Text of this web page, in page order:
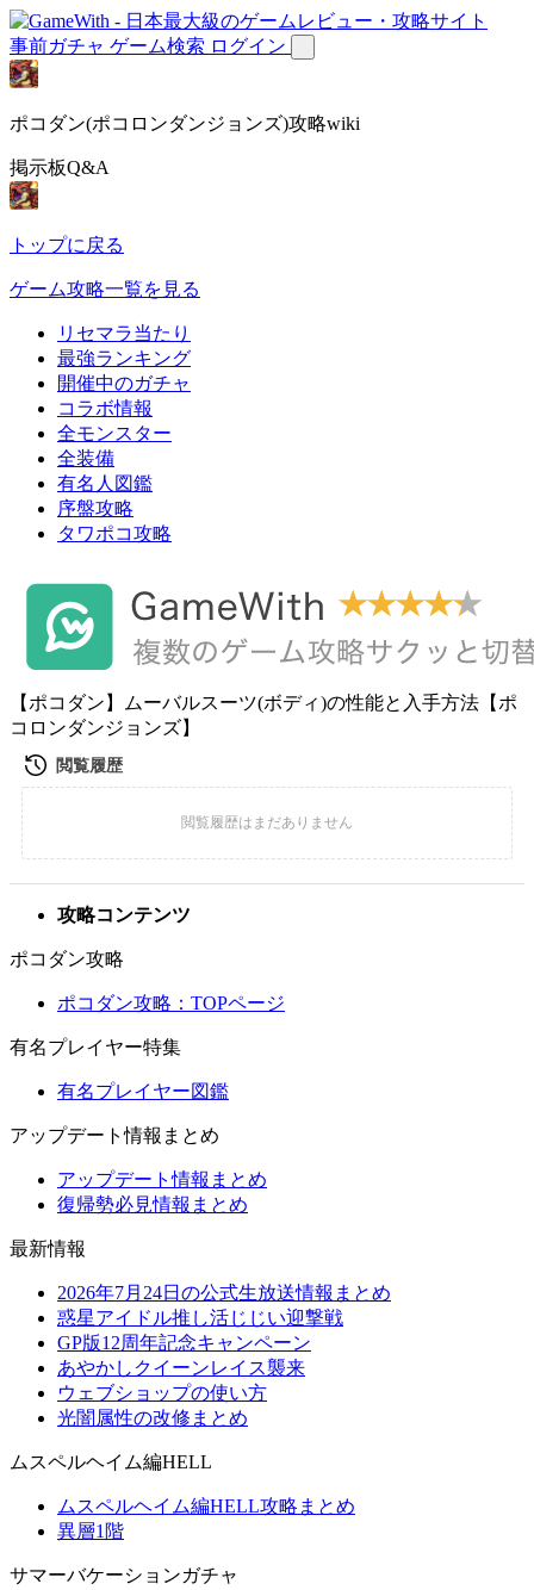
事前ガチャ ゲーム検索 ログイン
ポコダン(ポコロンダンジョンズ)攻略wiki
掲示板Q&A
トップに戻る
ゲーム攻略一覧を見る
リセマラ当たり
最強ランキング
開催中のガチャ
コラボ情報
全モンスター
全装備
有名人図鑑
序盤攻略
タワポコ攻略
【ポコダン】ムーバルスーツ(ボディ)の性能と入手方法【ポ
コロンダンジョンズ】
攻略コンテンツ
ポコダン攻略
ポコダン攻略：TOPページ
有名プレイヤー特集
有名プレイヤー図鑑
アップデート情報まとめ
アップデート情報まとめ
復帰勢必見情報まとめ
最新情報
2026年7月24日の公式生放送情報まとめ
惑星アイドル推し活じじい迎撃戦
GP版12周年記念キャンペーン
あやかしクイーンレイス襲来
ウェブショップの使い方
光闇属性の改修まとめ
ムスペルヘイム編HELL
ムスペルヘイム編HELL攻略まとめ
異層1階
サマーバケーションガチャ